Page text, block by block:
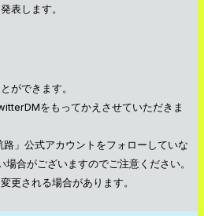
表します。
ができます。
をもってかえさせていただきま
」公式アカウントをフォローしていな
合がございますのでご注意ください。
更される場合があります。